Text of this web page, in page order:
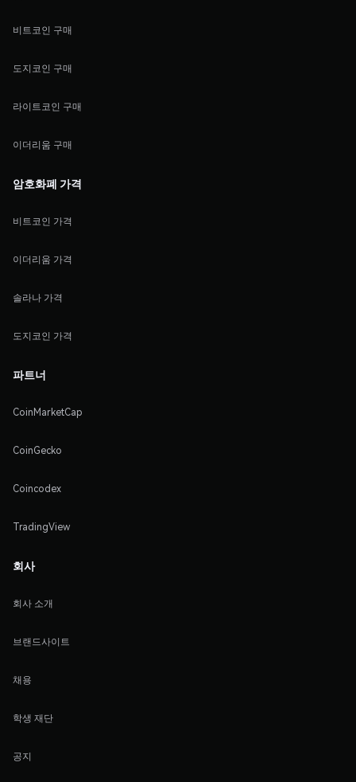
비트코인 구매
도지코인 구매
라이트코인 구매
이더리움 구매
암호화폐 가격
비트코인 가격
이더리움 가격
솔라나 가격
도지코인 가격
파트너
CoinMarketCap
CoinGecko
Coincodex
TradingView
회사
회사 소개
브랜드사이트
채용
학생 재단
공지